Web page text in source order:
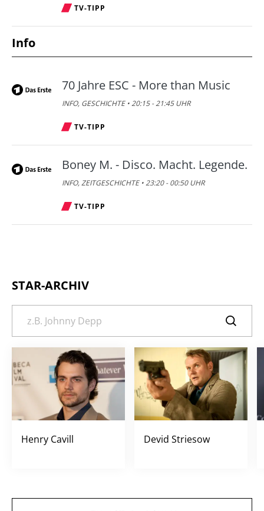
TV-TIPP
Info
70 Jahre ESC - More than Music
INFO, GESCHICHTE • 20:15 - 21:45 UHR
TV-TIPP
Boney M. - Disco. Macht. Legende.
INFO, ZEITGESCHICHTE • 23:20 - 00:50 UHR
TV-TIPP
STAR-ARCHIV
Henry Cavill Devid Striesow